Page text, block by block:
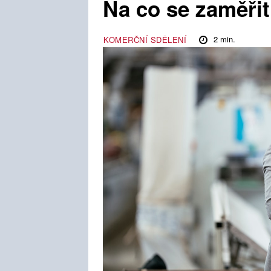
Na co se
KOMERČNÍ SDĚLENÍ 2 min.